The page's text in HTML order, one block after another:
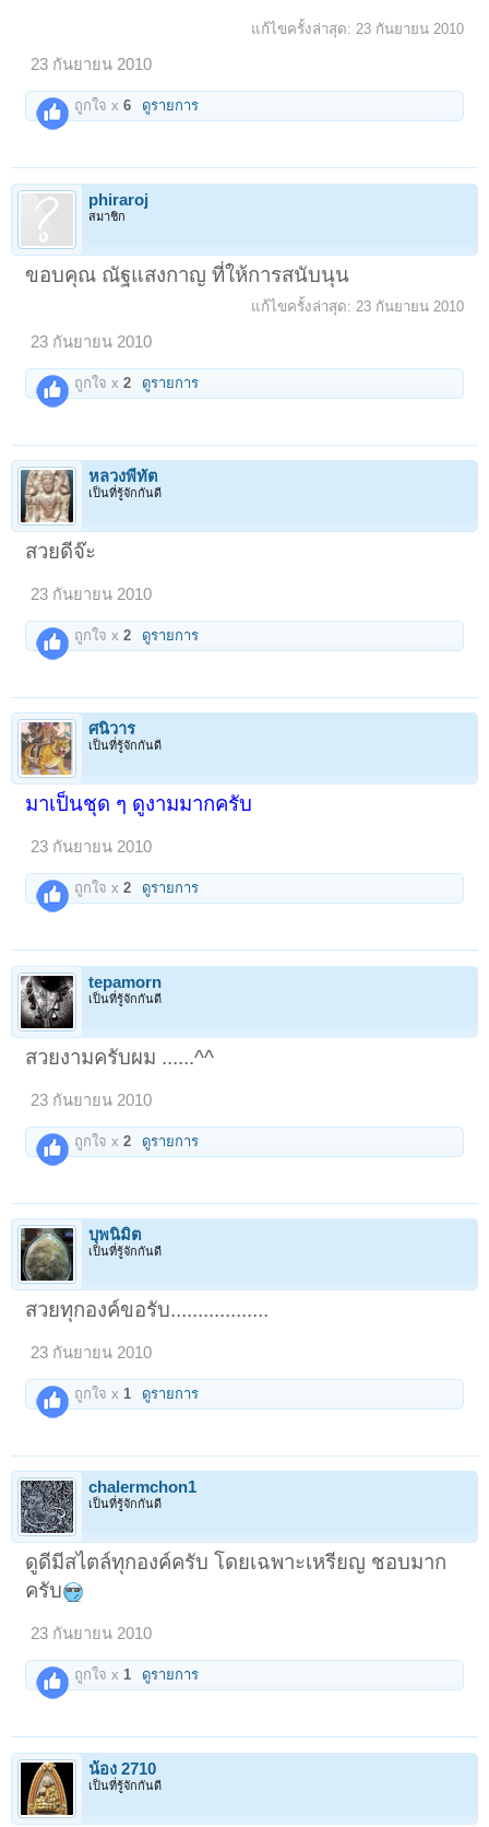
แก้ไขครั้งล่าสุด: 23 กันยายน 2010
23 กันยายน 2010
ถูกใจ x6 ดูรายการ
phiraroj
สมาชิก
ขอบคุณ ณัฐแสงกาญ ที่ให้การสนับนุน
แก้ไขครั้งล่าสุด: 23 กันยายน 2010
23 กันยายน 2010
ถูกใจ x2 ดูรายการ
หลวงพี่ทัต
เป็นที่รู้จักกันดี
สวยดีจ๊ะ
23 กันยายน 2010
ถูกใจ x2 ดูรายการ
ศนิวาร
เป็นที่รู้จักกันดี
มาเป็นชุด ๆ ดูงามมากครับ
23 กันยายน 2010
ถูกใจ x2 ดูรายการ
tepamorn
เป็นที่รู้จักกันดี
สวยงามครับผม ......^^
23 กันยายน 2010
ถูกใจ x2 ดูรายการ
บุพนิมิต
เป็นที่รู้จักกันดี
สวยทุกองค์ขอรับ..................
23 กันยายน 2010
ถูกใจ x 1 ดูรายการ
chalermchon1
เป็นที่รู้จักกันดี
ดูดีมีสไตล์ทุกองค์ครับ โดยเฉพาะเหรียญ ชอบมาก
ครับ
23 กันยายน 2010
ถูกใจ x1 ดูรายการ
น้อง 2710
เป็นที่รู้จักกันดี